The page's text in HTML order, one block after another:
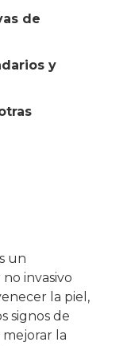
de
y
un
invasivo
la piel,
signos de
la